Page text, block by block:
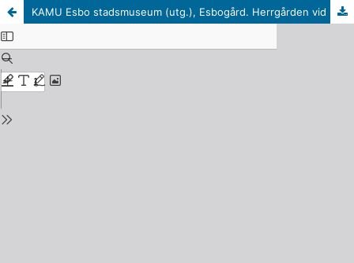
KAMU Esbo stadsmuseum (utg.), Esbogård. Herrgården vid Kungsvägen (Esbo, 2023). 226 s.